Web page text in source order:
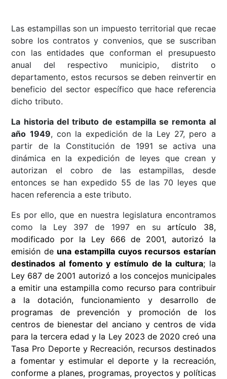
Las estampillas son un impuesto territorial que recae
sobre los contratos y convenios, que se suscriban
con las entidades que conforman el presupuesto
anual del respectivo municipio, distrito o
departamento, estos recursos se deben reinvertir en
beneficio del sector específico que hace referencia
dicho tributo.
La historia del tributo de estampilla se remonta al
año 1949, con la expedición de la Ley 27, pero a
partir de la Constitución de 1991 se activa una
dinámica en la expedición de leyes que crean y
autorizan el cobro de las estampillas, desde
entonces se han expedido 55 de las 70 leyes que
hacen referencia a este tributo.
Es por ello, que en nuestra legislatura encontramos
como la Ley 397 de 1997 en suartículo 38,
modificado por la Ley 666 de 2001, autorizó la
emisión de una estampilla cuyos recursos estarían
destinados al fomento y estímulo de la cultura; la
Ley 687 de 2001 autorizó a los concejos municipales
a emitir una estampilla como recurso para contribuir
a la dotación, funcionamiento y desarrollo de
programas de prevención y promoción de los
centros de bienestar del anciano y centros de vida
para la tercera edad y la Ley 2023 de 2020 creó una
Tasa Pro Deporte y Recreación, recursos destinados
a fomentar y estimular el deporte y la recreación,
conforme a planes, programas, proyectos y políticas